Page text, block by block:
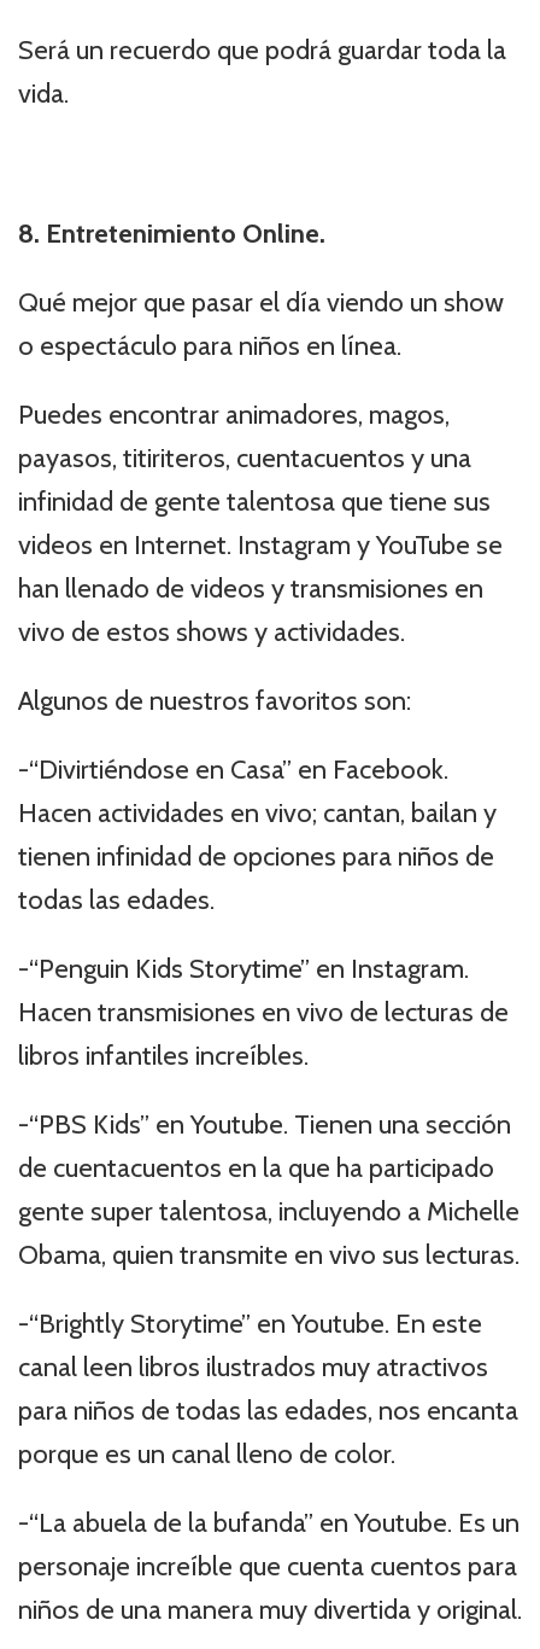
Será un recuerdo que podrá guardar toda la
vida.
8. Entretenimiento Online.
Qué mejor que pasar el día viendo un show
o espectáculo para niños en línea.
Puedes encontrar animadores, magos,
payasos, titiriteros, cuentacuentos y una
infinidad de gente talentosa que tiene sus
videos en Internet. Instagram y YouTube se
han llenado de videos y transmisiones en
vivo de estos shows y actividades.
Algunos de nuestros favoritos son:
-“Divirtiéndose en Casa” en Facebook.
Hacen actividades en vivo; cantan, bailan y
tienen infinidad de opciones para niños de
todas las edades.
-“Penguin Kids Storytime” en Instagram.
Hacen transmisiones en vivo de lecturas de
libros infantiles increíbles.
-“PBS Kids” en Youtube. Tienen una sección
de cuentacuentos en la que ha participado
gente super talentosa, incluyendo a Michelle
Obama, quien transmite en vivo sus lecturas.
-“Brightly Storytime” en Youtube. En este
canal leen libros ilustrados muy atractivos
para niños de todas las edades, nos encanta
porque es un canal lleno de color.
-“La abuela de la bufanda” en Youtube. Es un
personaje increíble que cuenta cuentos para
niños de una manera muy divertida y original.